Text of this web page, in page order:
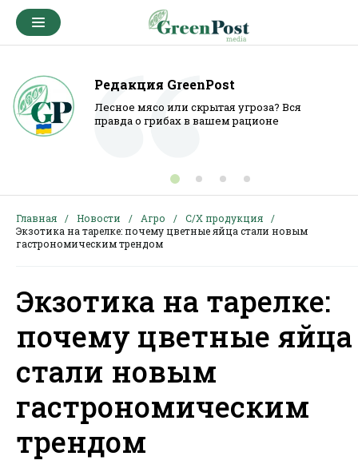
Редакция GreenPost
Лесное мясо или скрытая угроза? Вся
правда о грибах в вашем рационе
Главная Новости Агро
С/Х продукция
Экзотика на тарелке: почему цветные яйца стали новым
гастрономическим трендом
Экзотика на тарелке:
почему цветные яйца
стали новым
гастрономическим
трендом